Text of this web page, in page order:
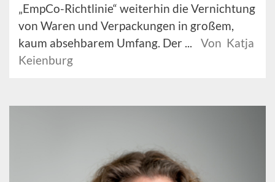
„EmpCo-Richtlinie“ weiterhin die Vernichtung
von Waren und Verpackungen in großem,
kaum absehbarem Umfang. Der ...
Von Katja
Keienburg